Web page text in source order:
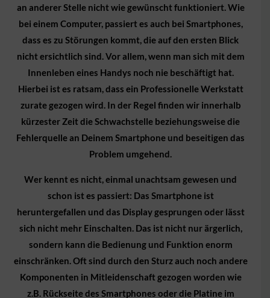
an anderer Stelle nicht wie gewünscht funktioniert. Wie
bei einem Computer, passiert es auch bei Smartphones,
dass es zu Störungen kommt, die auf den ersten Blick
nicht ersichtlich sind. Vor allem, wenn man sich mit dem
Innenleben eines Handys noch nie beschäftigt hat.
Hierbei ist es ratsam, dass ein Professionelle Werkstatt
zurate gezogen wird. In der Regel finden wir innerhalb
kürzester Zeit die Schwachstelle beziehungsweise die
Fehlerquelle an Deinem Smartphone und beseitigen das
Problem umgehend.
Wer kennt es nicht, einmal unachtsam gewesen und
schon ist es passiert: Das Smartphone ist
heruntergefallen und das Display gesprungen oder lässt
sich nicht mehr Einschalten. Das ist nicht nur ärgerlich,
sondern kann die Bedienung und Funktion enorm
einschränken. Oft sind durch den Sturz auch noch andere
Komponenten in Mitleidenschaft gezogen worden wie
z.B. Rückseite des Smartphones oder die Platine im